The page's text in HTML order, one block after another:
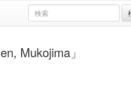
Mukojima」